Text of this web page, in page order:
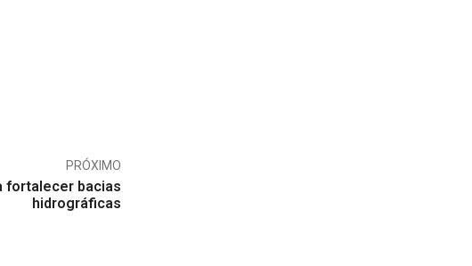
PRÓXIMO
fortalecer bacias
hidrográficas